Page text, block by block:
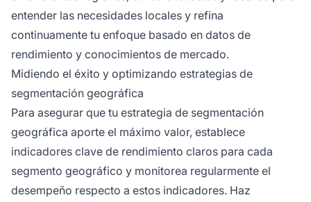
entender las necesidades locales y refina
continuamente tu enfoque basado en datos de
rendimiento y conocimientos de mercado.
Midiendo el éxito y optimizando estrategias de
segmentación geográfica
Para asegurar que tu estrategia de segmentación
geográfica aporte el máximo valor, establece
indicadores clave de rendimiento claros para cada
segmento geográfico y monitorea regularmente el
desempeño respecto a estos indicadores. Haz